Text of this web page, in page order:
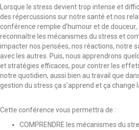
Lorsque le stress devient trop intense et
des répercussions sur notre santé et nos
conférence remplie d’humour et de
reconnaître les mécanismes du stress et
impacter nos pensées, nos réactions, notre
avec les autres. Puis, nous apprendrons
et stratégies efficaces, pour contrer les
notre quotidien, aussi bien au travail que
gestion du stress ça s’apprend et ça change
Cette conférence vous permettra de :
COMPRENDRE les mécanismes du